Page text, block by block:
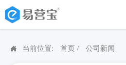
 当前位置: 首页 / 公司新闻